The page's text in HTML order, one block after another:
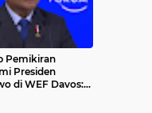
Pemikiran
Presiden
di WEF Davos: